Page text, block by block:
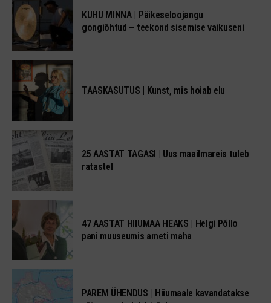
KUHU MINNA | Päikeseloojangu
gongiõhtud – teekond sisemise vaikuseni
TAASKASUTUS | Kunst, mis hoiab elu
25 AASTAT TAGASI | Uus maailmareis tuleb
ratastel
47 AASTAT HIIUMAA HEAKS | Helgi Põllo
pani muuseumis ameti maha
PAREM ÜHENDUS | Hiiumaale kavandatakse